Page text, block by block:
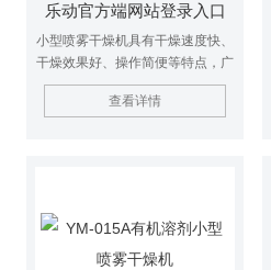
乐动官方端网站登录入口
小型喷雾干燥机具有干燥速度快、
干燥效果好、操作简便等特点，广
泛应用于科学研究、药物开发、食
品加工等领域。用户在使用时，应
和保养，定期检查各部件的运行状
况，确保设备长期稳定运行。
查看详情